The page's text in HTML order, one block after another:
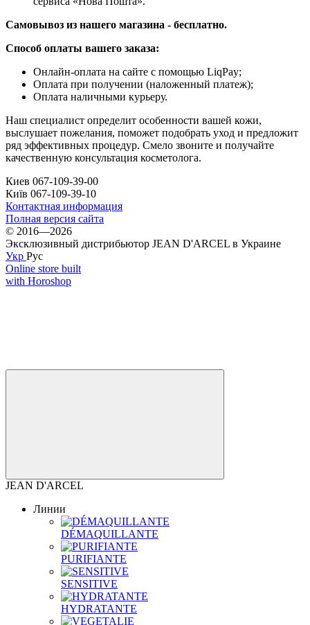
Самовывоз из нашего магазина - бесплатно.
Способ оплаты вашего заказа:
Онлайн-оплата на сайте с помощью LiqPay;
Оплата при получении (наложенный платеж);
Оплата наличными курьеру.
Наш специалист определит особенности вашей кожи,
выслушает пожелания, поможет подобрать уход и предложит
ряд эффективных процедур. Смело звоните и получайте
качественную консультация косметолога.
Киев 067-109-39-00
Київ 067-109-39-10
Контактная информация
Полная версия сайта
© 2016—2026
Эксклюзивный дистрибьютор JEAN D'ARCEL в Украине
Укр Рус
Online store built
with Horoshop
JEAN D'ARCEL
Линии
DÉMAQUILLANTE
PURIFIANTE
SENSITIVE
HYDRATANTE